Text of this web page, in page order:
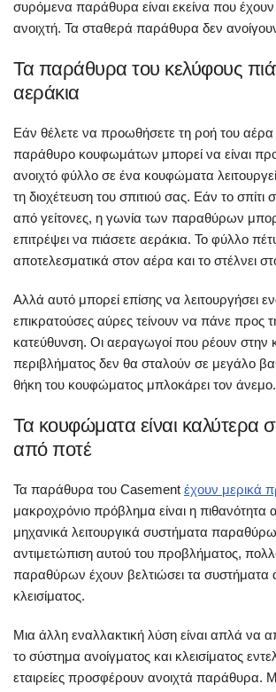
συρόμενα παράθυρα είναι εκείνα που
ανοιχτή. Τα σταθερά παράθυρα δεν
Τα παράθυρα του κελύφους
αεράκια
Εάν θέλετε να προωθήσετε τη ροή του αέρα
παράθυρο κουφωμάτων μπορεί να είναι
ανοιχτό φύλλο σε ένα κουφώματα
τη διοχέτευση του σπιτιού σας. Εάν το σπίτι
από γείτονες, η γωνία των παραθύρων
επιτρέψει να πιάσετε αεράκια. Το φύλλο
αποτελεσματικά στον αέρα και το στέλνει
Αλλά αυτό μπορεί επίσης να λειτουργήσει
επικρατούσες αύρες τείνουν να πάνε προς
κατεύθυνση. Οι αεραγωγοί που ρέουν στην
περιβλήματος δεν θα σταλούν σε μεγάλο
θήκη του κουφώματος μπλοκάρει τον άνεμο.
Τα κουφώματα είναι καλύτερα
από ποτέ
Τα παράθυρα του Casement έχουν μερικά
μακροχρόνιο πρόβλημα είναι η πιθανότητα
μηχανικά λειτουργικά συστήματα
αντιμετώπιση αυτού του προβλήματος,
παραθύρων έχουν βελτιώσει τα συστήματα
κλεισίματος.
Μια άλλη εναλλακτική λύση είναι απλά να
το σύστημα ανοίγματος και κλεισίματος
εταιρείες προσφέρουν ανοιχτά παράθυρα.